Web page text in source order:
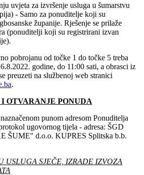
uvjeta za izvršenje usluga u šumarstvu
- Samo za ponuditelje koji su
županije. Rješenje se prilaže
(ponuditelji koji su registrirani izvan
pobrojanu od točke 1 do točke 5 treba
godine, do 11:00 sati, a obrasci iz
preuzeti na službenoj web stranici
.
I OTVARANJE PONUDA
punom adresom Ponuditelja
ugovornog tijela - adresa: ŠGD
ŠUME" d.o.o. KUPRES Splitska b.b.
USLUGA SJEČE, IZRADE IZVOZA